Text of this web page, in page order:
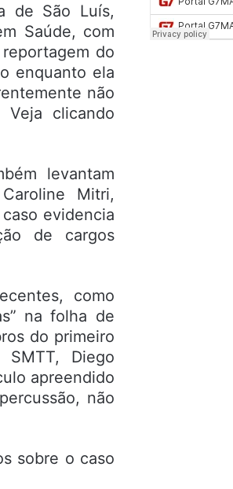
de São Luís,
Saúde, com
do
enquanto ela
não
Veja clicando
levantam
Mitri,
evidencia
de cargos
como
na folha de
do primeiro
Diego
apreendido
não
sobre o caso